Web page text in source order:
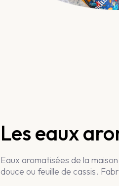
Les eaux
Eaux aromatisées de la
douce ou feuille de cassis.